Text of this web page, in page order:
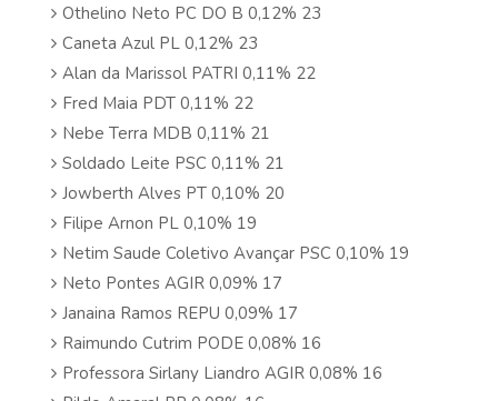
Othelino Neto PC DO B 0,12% 23
Caneta Azul PL 0,12% 23
Alan da Marissol PATRI 0,11% 22
Fred Maia PDT 0,11% 22
Nebe Terra MDB 0,11% 21
Soldado Leite PSC 0,11% 21
Jowberth Alves PT 0,10% 20
Filipe Arnon PL 0,10% 19
Netim Saude Coletivo Avançar PSC 0,10% 19
Neto Pontes AGIR 0,09% 17
Janaina Ramos REPU 0,09% 17
Raimundo Cutrim PODE 0,08% 16
Professora Sirlany Liandro AGIR 0,08% 16